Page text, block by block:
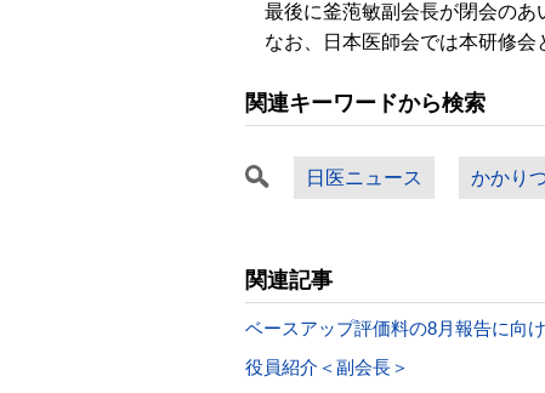
最後に釜萢敏副会長が閉会のあ
なお、日本医師会では本研修会
関連キーワードから検索
日医ニュース かかり
関連記事
ベースアップ評価料の8月報告に向
役員紹介＜副会長＞